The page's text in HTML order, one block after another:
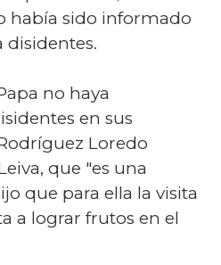
había sido informado
disidentes.
no haya
en sus
Loredo
que "es una
que para ella la visita
a lograr frutos en el